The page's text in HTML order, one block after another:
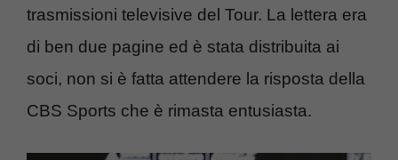
trasmissioni televisive del Tour. La lettera era
di ben due pagine ed è stata distribuita ai
soci, non si è fatta attendere la risposta della
CBS Sports che è rimasta entusiasta.